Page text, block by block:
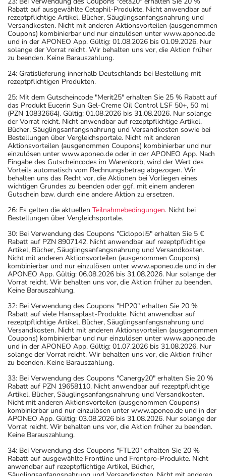
Rabatt auf ausgewählte Cetaphil-Produkte. Nicht anwendbar auf
rezeptpflichtige Artikel, Bücher, Säuglingsanfangsnahrung und
Versandkosten. Nicht mit anderen Aktionsvorteilen (ausgenommen
Coupons) kombinierbar und nur einzulösen unter www.aponeo.de
und in der APONEO App. Gültig: 01.08.2026 bis 01.09.2026. Nur
solange der Vorrat reicht. Wir behalten uns vor, die Aktion früher
zu beenden. Keine Barauszahlung.
24: Gratislieferung innerhalb Deutschlands bei Bestellung mit
rezeptpflichtigen Produkten.
25: Mit dem Gutscheincode "Merit25" erhalten Sie 25 % Rabatt auf
das Produkt Eucerin Sun Gel-Creme Oil Control LSF 50+, 50 ml
(PZN 10832664). Gültig: 01.08.2026 bis 31.08.2026. Nur solange
der Vorrat reicht. Nicht anwendbar auf rezeptpflichtige Artikel,
Bücher, Säuglingsanfangsnahrung und Versandkosten sowie bei
Bestellungen über Vergleichsportale. Nicht mit anderen
Aktionsvorteilen (ausgenommen Coupons) kombinierbar und nur
einzulösen unter www.aponeo.de oder in der APONEO App. Nach
Eingabe des Gutscheincodes im Warenkorb, wird der Wert des
Vorteils automatisch vom Rechnungsbetrag abgezogen. Wir
behalten uns das Recht vor, die Aktionen bei Vorliegen eines
wichtigen Grundes zu beenden oder ggf. mit einem anderen
Gutschein bzw. durch eine andere Aktion zu ersetzen.
26: Es gelten die aktuellen Teilnahmebedingungen. Nicht bei
Bestellungen über Vergleichsportale.
30: Bei Verwendung des Coupons "Ciclopoli5" erhalten Sie 5 €
Rabatt auf PZN 8907142. Nicht anwendbar auf rezeptpflichtige
Artikel, Bücher, Säuglingsanfangsnahrung und Versandkosten.
Nicht mit anderen Aktionsvorteilen (ausgenommen Coupons)
kombinierbar und nur einzulösen unter www.aponeo.de und in der
APONEO App. Gültig: 06.08.2026 bis 31.08.2026. Nur solange der
Vorrat reicht. Wir behalten uns vor, die Aktion früher zu beenden.
Keine Barauszahlung.
32: Bei Verwendung des Coupons "HP20" erhalten Sie 20 %
Rabatt auf viele Hansaplast-Produkte. Nicht anwendbar auf
rezeptpflichtige Artikel, Bücher, Säuglingsanfangsnahrung und
Versandkosten. Nicht mit anderen Aktionsvorteilen (ausgenommen
Coupons) kombinierbar und nur einzulösen unter www.aponeo.de
und in der APONEO App. Gültig: 01.07.2026 bis 31.08.2026. Nur
solange der Vorrat reicht. Wir behalten uns vor, die Aktion früher
zu beenden. Keine Barauszahlung.
33: Bei Verwendung des Coupons "Canergy20" erhalten Sie 20 %
Rabatt auf PZN 19658110. Nicht anwendbar auf rezeptpflichtige
Artikel, Bücher, Säuglingsanfangsnahrung und Versandkosten.
Nicht mit anderen Aktionsvorteilen (ausgenommen Coupons)
kombinierbar und nur einzulösen unter www.aponeo.de und in der
APONEO App. Gültig: 03.08.2026 bis 31.08.2026. Nur solange der
Vorrat reicht. Wir behalten uns vor, die Aktion früher zu beenden.
Keine Barauszahlung.
34: Bei Verwendung des Coupons "FTL20" erhalten Sie 20 %
Rabatt auf ausgewählte Frontline und Frontpro-Produkte. Nicht
anwendbar auf rezeptpflichtige Artikel, Bücher,